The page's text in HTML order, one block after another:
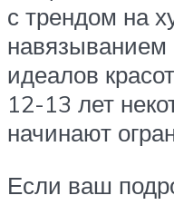
с трендом на
навязыванием
идеалов
12-13 лет
начинают
Если ваш